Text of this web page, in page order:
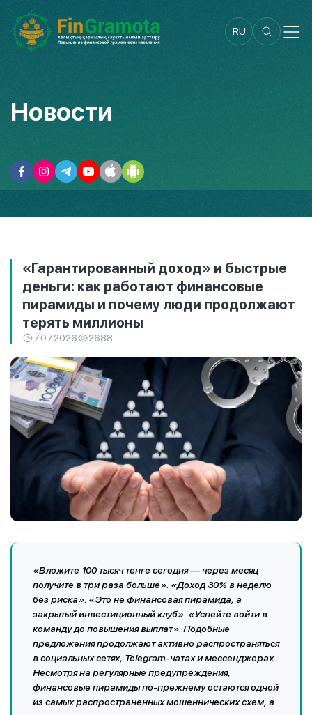
RU
Новости
«Гарантированный доход» и быстрые
деньги: как работают финансовые
пирамиды и почему люди продолжают
терять миллионы
7.07.2026 2688
«Вложите 100 тысяч тенге сегодня — через месяц
получите в три раза больше». «Доход 30% в неделю
без риска». «Это не финансовая пирамида, а
закрытый инвестиционный клуб». «Успейте войти в
команду до повышения выплат». Подобные
предложения продолжают активно распространяться
в социальных сетях, Telegram-чатах и мессенджерах.
Несмотря на регулярные предупреждения,
финансовые пирамиды по-прежнему остаются одной
из самых распространенных мошеннических схем, а